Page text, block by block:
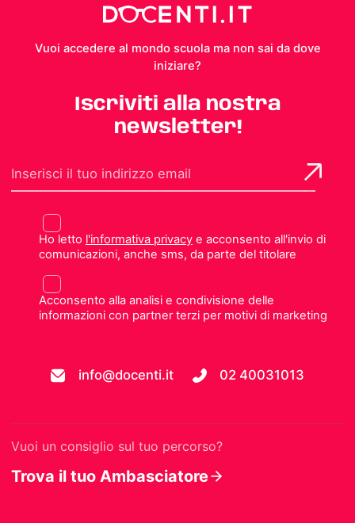
Vuoi accedere al mondo scuola ma non sai da dove
iniziare?
Iscriviti alla nostra
newsletter!
Ho letto l'informativa privacye acconsento all'invio di
comunicazioni, anche sms, da parte del titolare
Acconsento alla analisi e condivisione delle
informazioni con partner terzi per motivi di marketing
info@docenti.it 02 40031013
Vuoi un consiglio sul tuo percorso?
Trova il tuo Ambasciatore